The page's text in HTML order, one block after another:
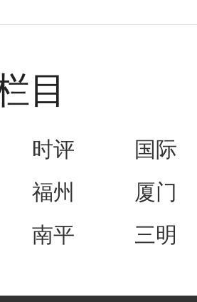
目
时评
国际
福州
厦门
南平 三明